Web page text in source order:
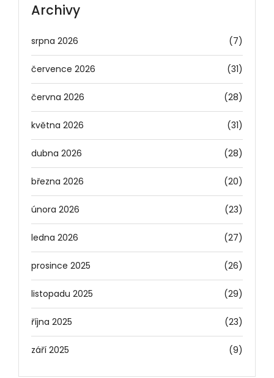
Archivy
srpna 2026 (7)
července 2026 (31)
června 2026 (28)
května 2026 (31)
dubna 2026 (28)
března 2026 (20)
února 2026 (23)
ledna 2026 (27)
prosince 2025 (26)
listopadu 2025 (29)
října 2025 (23)
září 2025 (9)